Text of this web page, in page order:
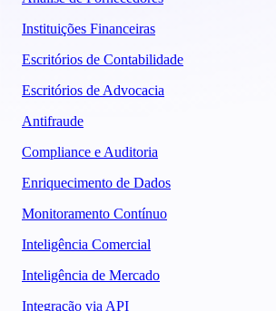
Instituições Financeiras
Escritórios de Contabilidade
Escritórios de Advocacia
Antifraude
Compliance e Auditoria
Enriquecimento de Dados
Monitoramento Contínuo
Inteligência Comercial
Inteligência de Mercado
Integração via API